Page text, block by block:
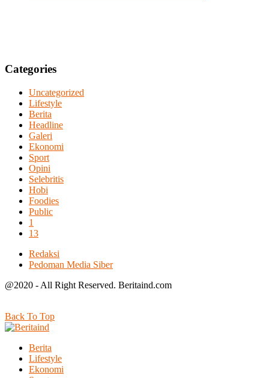
Categories
Uncategorized
Lifestyle
Berita
Headline
Galeri
Ekonomi
Sport
Opini
Selebritis
Hobi
Foodies
Public
1
13
Redaksi
Pedoman Media Siber
@2020 - All Right Reserved. Beritaind.com
Back To Top
Berita
Lifestyle
Ekonomi